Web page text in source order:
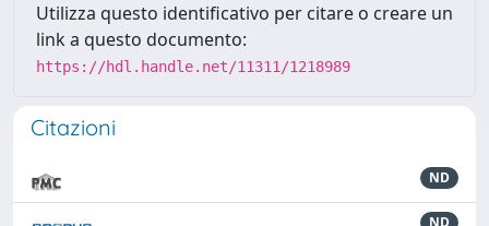
Utilizza questo identificativo per citare o creare un
link a questo documento:
https://hdl.handle.net/11311/1218989
Citazioni
ND